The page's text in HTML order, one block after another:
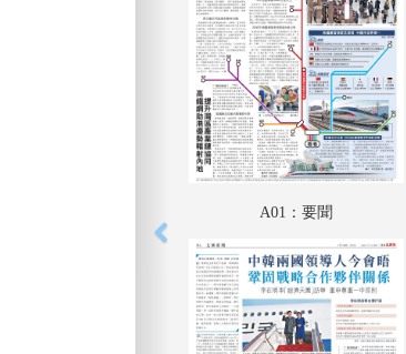
A01：要聞